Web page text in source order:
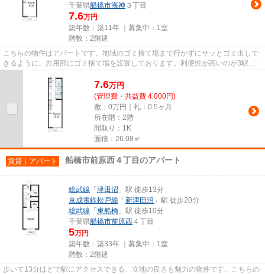
千葉県船橋市海神 ３丁目
7.6万円
築年数：築11年 ｜募集中： 1室
階数：2階建
こちらの物件はアパートです。地域のゴミ捨て場まで行かずにサッとゴミ出しで
きるように、共用部にゴミ捨て場を設置しております。利便性が高いのが3駅以
上利用可能物件のメリットです...
7.6万円
(管理費・共益費 4,000円)
敷：0万円｜礼：0.5ヶ月
所在階：2階
間取り：1K
面積：26.08㎡
賃貸｜アパート 船橋市前原西４丁目のアパート
総武線 「 津田沼 」駅 徒歩13分
京成電鉄松戸線 「 新津田沼 」駅 徒歩20分
総武線 「 東船橋 」駅 徒歩10分
千葉県船橋市前原西 ４丁目
5万円
築年数：築33年 ｜募集中： 1室
階数：2階建
歩いて13分ほどで駅にアクセスできる、立地の良さも魅力の物件です。こちらの